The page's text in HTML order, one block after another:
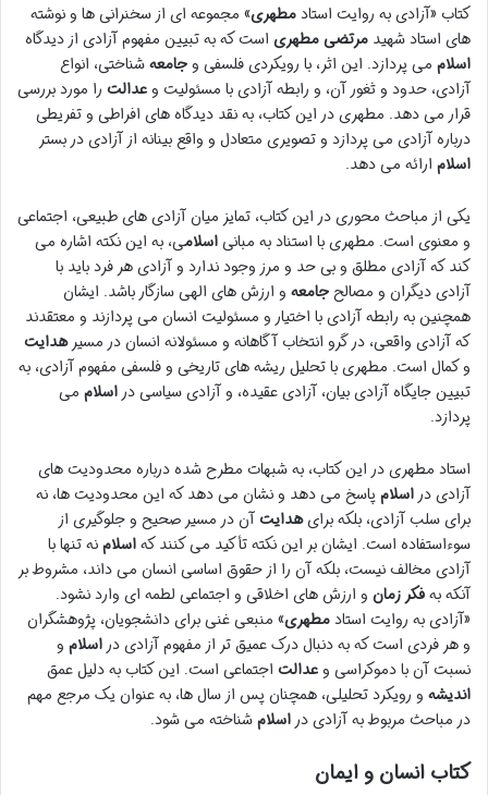
کتاب «آزادی به روایت استادمطهری» مجموعه ای از سخنرانی ها و نوشته
های استاد شهید مرتضی مطهری است که به تبیین مفهوم آزادی از دیدگاه
اسلام می پردازد. این اثر، با رویکردی فلسفی وجامعهشناختی، انواع
آزادی، حدود و ثغور آن، و رابطه آزادی با مسئولیت وعدالت را مورد بررسی
قرار می دهد. مطهری در این کتاب، به نقد دیدگاه های افراطی و تفریطی
درباره آزادی می پردازد و تصویری متعادل و واقع بینانه از آزادی در بستر
اسلام ارائه می دهد.
یکی از مباحث محوری در این کتاب، تمایز میان آزادی های طبیعی، اجتماعی
و معنوی است. مطهری با استناد به مبانیاسلامی، به این نکته اشاره می
کند که آزادی مطلق و بی حد و مرز وجود ندارد و آزادی هر فرد باید با
آزادی دیگران و مصالحجامعه و ارزش های الهی سازگار باشد. ایشان
همچنین به رابطه آزادی با اختیار و مسئولیت انسان می پردازند و معتقدند
که آزادی واقعی، در گرو انتخاب آگاهانه و مسئولانه انسان در مسیرهدایت
و کمال است. مطهری با تحلیل ریشه های تاریخی و فلسفی مفهوم آزادی، به
تبیین جایگاه آزادی بیان، آزادی عقیده، و آزادی سیاسی در اسلام می
پردازد.
استاد مطهری در این کتاب، به شبهات مطرح شده درباره محدودیت های
آزادی در اسلامپاسخ می دهد و نشان می دهد که این محدودیت ها، نه
برای سلب آزادی، بلکه برایهدایتآن در مسیر صحیح و جلوگیری از
سوءاستفاده است. ایشان بر این نکته تأکید می کنند کهاسلامنه تنها با
آزادی مخالف نیست، بلکه آن را از حقوق اساسی انسان می داند، مشروط بر
آنکه بهفکر زمان و ارزش های اخلاقی و اجتماعی لطمه ای وارد نشود.
«آزادی به روایت استادمطهری» منبعی غنی برای دانشجویان، پژوهشگران
و هر فردی است که به دنبال درک عمیق تر از مفهوم آزادی در اسلام و
نسبت آن با دموکراسی وعدالت اجتماعی است. این کتاب به دلیل عمق
اندیشه و رویکرد تحلیلی، همچنان پس از سال ها، به عنوان یک مرجع مهم
در مباحث مربوط به آزادی در اسلامشناخته می شود.
کتاب انسان و ایمان